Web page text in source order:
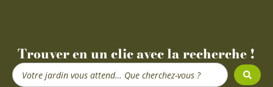
Trouver en un clic avec la recherche !
Search
...